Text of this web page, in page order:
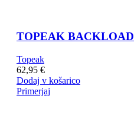
TOPEAK
Topeak
62,95 €
Dodaj v košarico
Primerjaj